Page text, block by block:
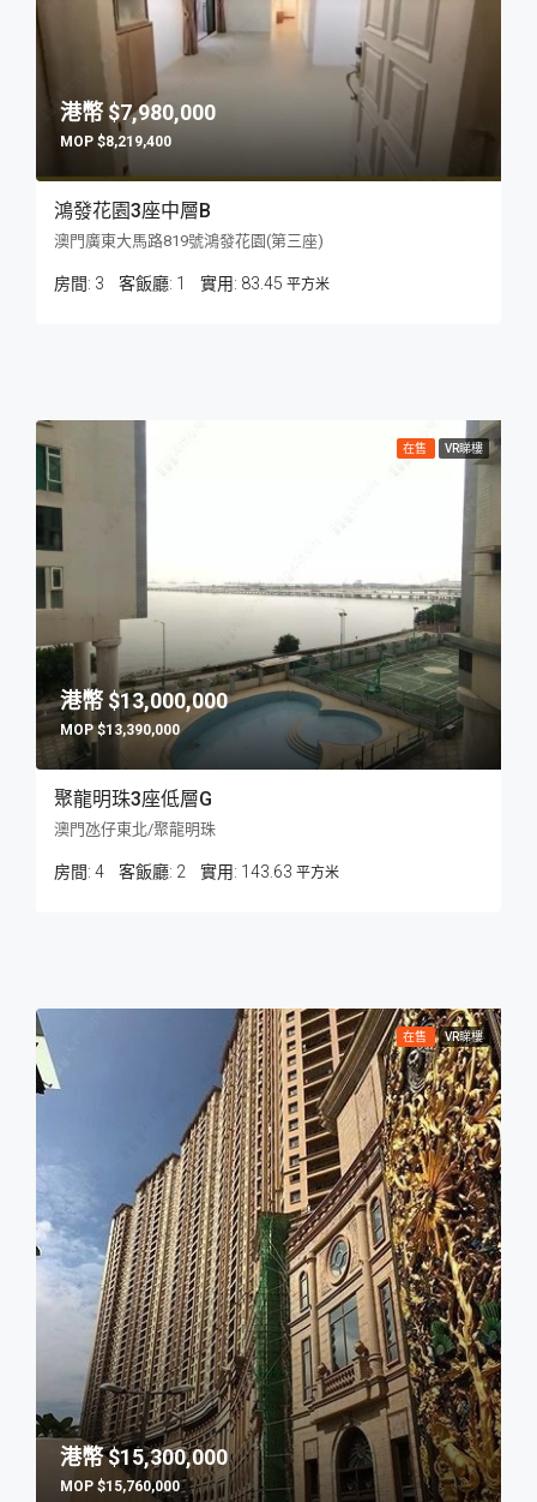
$7,980,000
$8,219,400
鴻發花園3座中層B
澳門廣東大馬路819號鴻發花園(第三座)
房間: 3 客飯廳: 1 83.45 平方米
在售 VR睇樓
$13,000,000
$13,390,000
聚龍明珠3座低層G
澳門氹仔東北/聚龍明珠
房間: 4 客飯廳: 2 143.63 平方米
在售 VR睇樓
$15,300,000
$15,760,000